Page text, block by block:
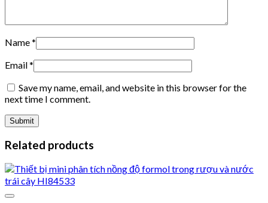
Name*
Email*
Save my name, email, and website in this browser for the
next time I comment.
Related products